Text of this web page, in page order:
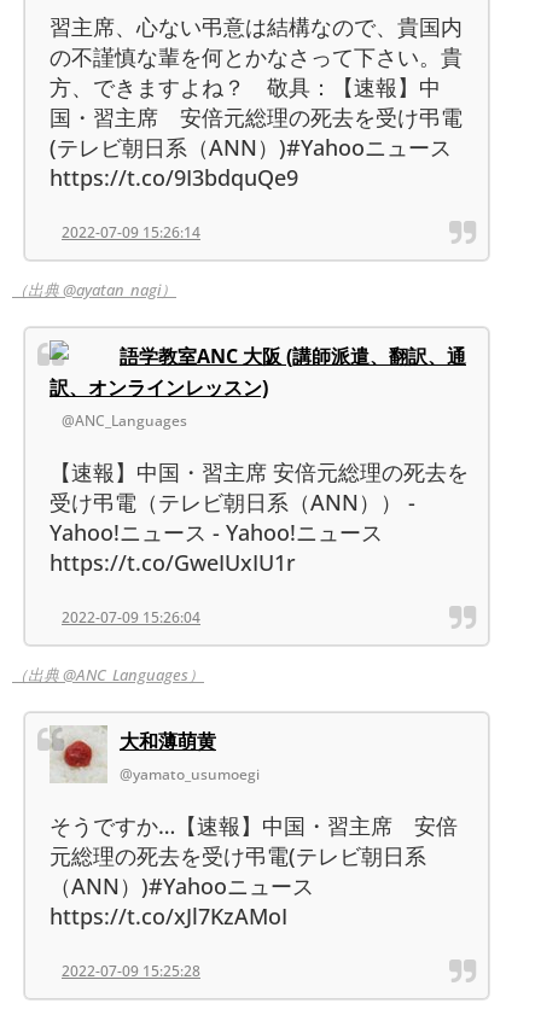
習主席、心ない弔意は結構なので、貴国内
の不謹慎な輩を何とかなさって下さい。貴
方、できますよね？ 敬具：【速報】中
国・習主席 安倍元総理の死去を受け弔電
(テレビ朝日系（ANN）)#Yahooニュース
https://t.co/9I3bdquQe9
2022-07-09 15:26:14
（出典 @ayatan_nagi）
語学教室ANC 大阪 (講師派遣、翻訳、通
訳、オンラインレッスン)
@ANC_Languages
【速報】中国・習主席 安倍元総理の死去を
受け弔電（テレビ朝日系（ANN）） -
Yahoo!ニュース - Yahoo!ニュース
https://t.co/GweIUxIU1r
2022-07-09 15:26:04
（出典 @ANC_Languages）
大和薄萌黄
@yamato_usumoegi
そうですか…【速報】中国・習主席 安倍
元総理の死去を受け弔電(テレビ朝日系
（ANN）)#Yahooニュース
https://t.co/xJl7KzAMoI
2022-07-09 15:25:28